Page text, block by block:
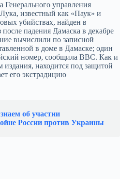
Генерального управления
известный как «Паук» и
убийствах, найден в
падения Дамаска в декабре
вычислили по записной
в доме в Дамаске; один
номер, сообщила BBC. Как и
находится под защитой
его экстрадицию
об участии
России против Украины